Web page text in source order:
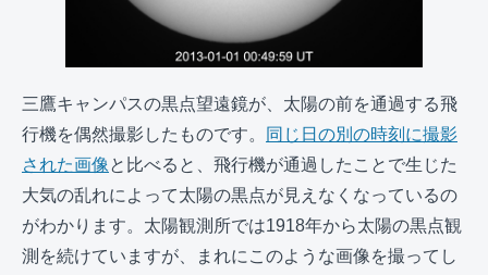
三鷹キャンパスの黒点望遠鏡が、太陽の前を通過する飛
行機を偶然撮影したものです。
同じ日の別の時刻に撮影
された画像と比べると、飛行機が通過したことで生じた
大気の乱れによって太陽の黒点が見えなくなっているの
がわかります。太陽観測所では1918年から太陽の黒点観
測を続けていますが、まれにこのような画像を撮ってし